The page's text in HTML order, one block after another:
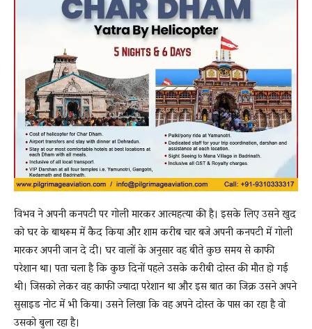
विभव ने अपनी कनपटी पर गोली मारकर आत्महत्या की है। इसके लिए उसने खुद
को घर के बाथरूम में कैद किया और शाम करीब चार बजे अपनी कनपटी में गोली
मारकर अपनी जान दे दी। घर वालों के अनुसार वह बीते कुछ समय से काफी
परेशान था। पता चला है कि कुछ दिनों पहले उसके करीबी दोस्त की मौत हो गई
थी। जिसको लेकर वह काफी ज्यादा परेशान था और इस बात का जिक्र उसने अपने
सुसाइड नोट में भी किया। उसने लिखा कि वह अपने दोस्त के पास का रहा है वो
उसको बुला रहा है।